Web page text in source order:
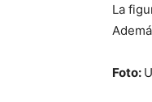
La
Foto: